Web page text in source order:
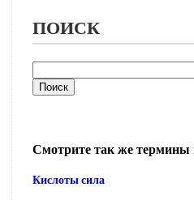
ПОИСК
Смотрите так же термины
Кислоты сила